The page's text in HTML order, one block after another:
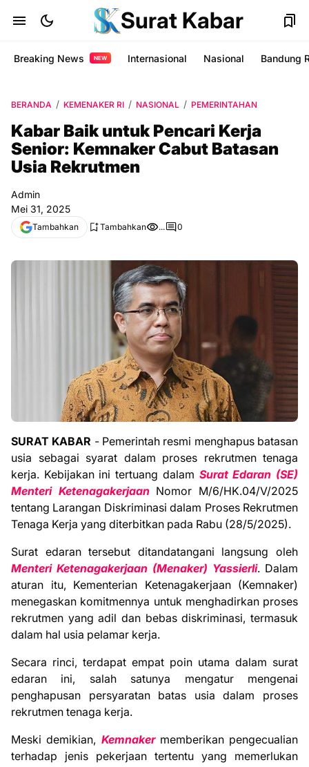
Surat Kabar
Breaking News NEW Internasional Nasional Bandung
BERANDA KEMENAKER RI NASIONAL PEMERINTAHAN
Kabar Baik untuk Pencari Kerja
Senior: Kemnaker Cabut Batasan
Usia Rekrutmen
Admin
Mei 31, 2025
Tambahkan Tambahkan ... 0
SURAT KABAR - Pemerintah resmi menghapus batasan
usia sebagai syarat dalam proses rekrutmen tenaga
kerja. Kebijakan ini tertuang dalam Surat Edaran (SE)
Menteri KetenagakerjaanNomor M/6/HK.04/V/2025
tentang Larangan Diskriminasi dalam Proses Rekrutmen
Tenaga Kerja yang diterbitkan pada Rabu (28/5/2025).
Surat edaran tersebut ditandatangani langsung oleh
Menteri Ketenagakerjaan (Menaker) Yassierli. Dalam
aturan itu, Kementerian Ketenagakerjaan (Kemnaker)
menegaskan komitmennya untuk menghadirkan proses
rekrutmen yang adil dan bebas diskriminasi, termasuk
dalam hal usia pelamar kerja.
Secara rinci, terdapat empat poin utama dalam surat
edaran ini, salah satunya mengatur mengenai
penghapusan persyaratan batas usia dalam proses
rekrutmen tenaga kerja.
Meski demikian, Kemnaker memberikan pengecualian
terhadap jenis pekerjaan tertentu yang memerlukan